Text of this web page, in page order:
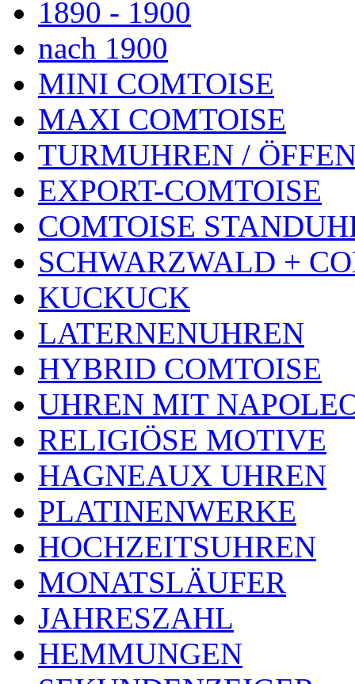
1890 - 1900
nach 1900
MINI COMTOISE
MAXI COMTOISE
TURMUHREN /
EXPORT-COMTOISE
COMTOISE
SCHWARZWALD +
KUCKUCK
LATERNENUHREN
HYBRID COMTOISE
UHREN MIT
RELIGIÖSE MOTIVE
HAGNEAUX UHREN
PLATINENWERKE
HOCHZEITSUHREN
MONATSLÄUFER
JAHRESZAHL
HEMMUNGEN